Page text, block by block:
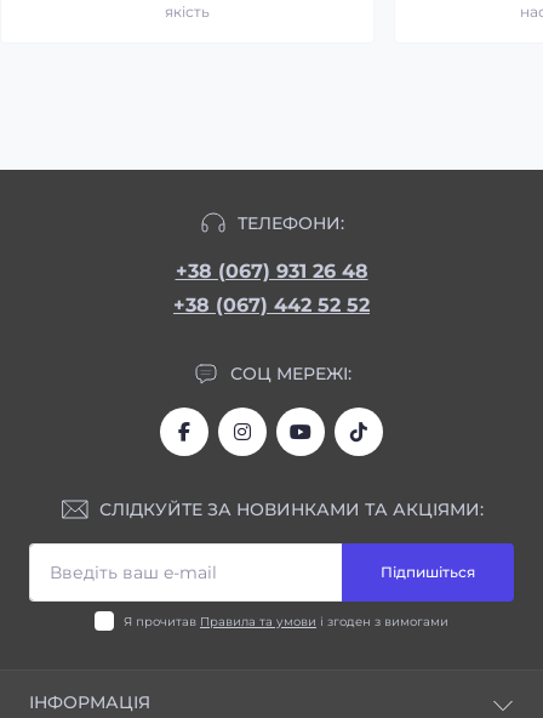
якість
ТЕЛЕФОНИ:
+38 (067) 931 26 48
+38 (067) 442 52 52
СОЦ МЕРЕЖІ:
СЛІДКУЙТЕ ЗА НОВИНКАМИ ТА АКЦІЯМИ:
Підпишіться
Я прочитав Правила та умови і згоден з вимогами
ІНФОРМАЦІЯ